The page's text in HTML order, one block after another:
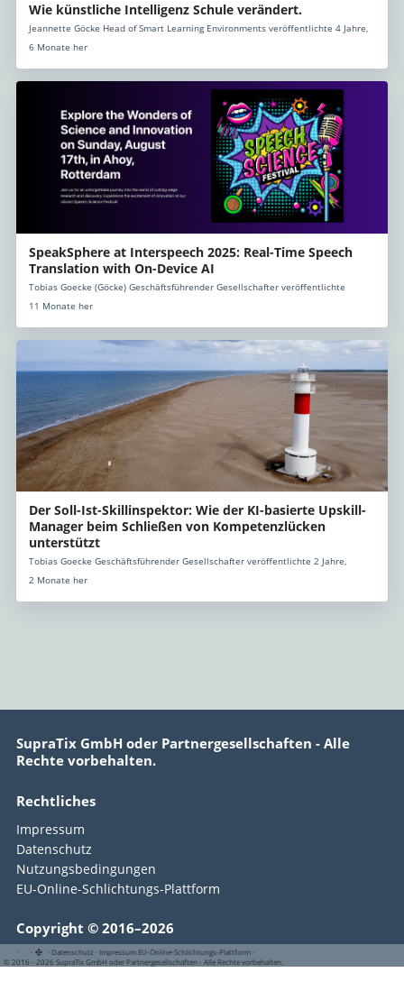
Wie künstliche Intelligenz Schule verändert.
Jeannette Göcke Head of Smart Learning Environments veröffentlichte 4 Jahre,
6 Monate her
SpeakSphere at Interspeech 2025: Real-Time Speech
Translation with On-Device AI
Tobias Goecke (Göcke) Geschäftsführender Gesellschafter veröffentlichte
11 Monate her
Der Soll-Ist-Skillinspektor: Wie der KI-basierte Upskill-
Manager beim Schließen von Kompetenzlücken
unterstützt
Tobias Goecke Geschäftsführender Gesellschafter veröffentlichte 2 Jahre,
2 Monate her
SupraTix GmbH oder Partnergesellschaften - Alle
Rechte vorbehalten.
Rechtliches
Impressum
Datenschutz
Nutzungsbedingungen
EU-Online-Schlichtungs-Plattform
Copyright © 2016–2026
· · · Datenschutz · Impressum EU-Online-Schlichtungs-Plattform ·
© 2016 - 2026 SupraTix GmbH oder Partnergesellschaften - Alle Rechte vorbehalten.